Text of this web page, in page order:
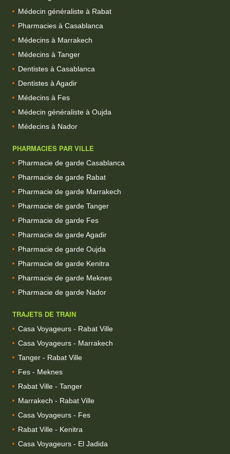
Médecin généraliste à Rabat
Pharmacies à Casablanca
Médecins à Marrakech
Médecins à Tanger
Dentistes à Casablanca
Dentistes à Agadir
Médecins à Fes
Médecin généraliste à Oujda
Médecins à Nador
PHARMACIES PAR VILLE
Pharmacie de garde Casablanca
Pharmacie de garde Rabat
Pharmacie de garde Marrakech
Pharmacie de garde Tanger
Pharmacie de garde Fes
Pharmacie de garde Agadir
Pharmacie de garde Oujda
Pharmacie de garde Kenitra
Pharmacie de garde Meknes
Pharmacie de garde Nador
TRAJETS DE TRAIN
Casa Voyageurs - Rabat Ville
Casa Voyageurs - Marrakech
Tanger - Rabat Ville
Fes - Meknes
Rabat Ville - Tanger
Marrakech - Rabat Ville
Casa Voyageurs - Fes
Rabat Ville - Kenitra
Casa Voyageurs - El Jadida